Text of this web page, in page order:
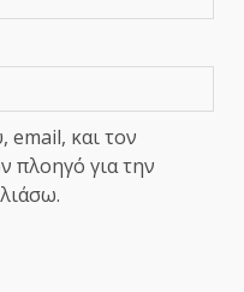
και τον
πλοηγό για την